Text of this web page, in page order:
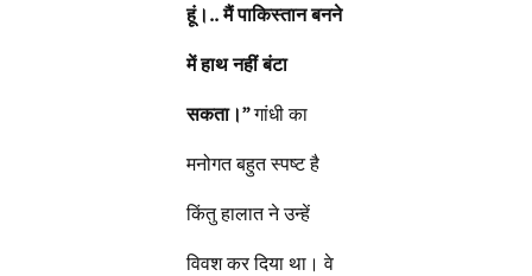
हूं।.. मैं पाकिस्तान बनने
में हाथ नहीं बंटा
सकता।” गांधी का
मनोगत बहुत स्पष्ट है
किंतु हालात ने उन्हें
विवश कर दिया था। वे